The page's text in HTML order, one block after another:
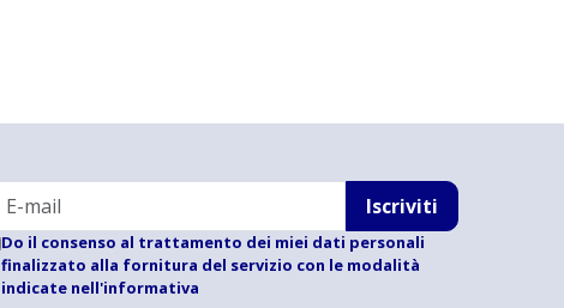
Iscriviti
Do il consenso al trattamento dei miei dati personali
finalizzato alla fornitura del servizio con le modalità
indicate nell'informativa